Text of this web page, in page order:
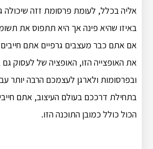
אליה בכלל, לעומת פרסומת זזה שיכולה
באיזו שהיא פינה אך היא תתפוס את
אם אתם כבר מעצבים גרפיים אתם
את האופצייה הזו, האופציה של לעסוק גם
ובפרסומות ולארגן לעצמכם הרבה יותר
בתחילת דרככם בעולם העיצוב, אתם
הכול כולל כמובן התוכנה הזו.